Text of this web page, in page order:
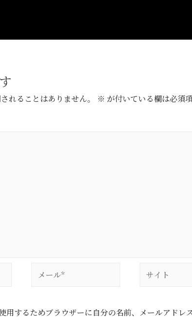
れることはありません。 ※ が付いている欄は必須
用するためブラウザーに自分の名前、メールアドレ